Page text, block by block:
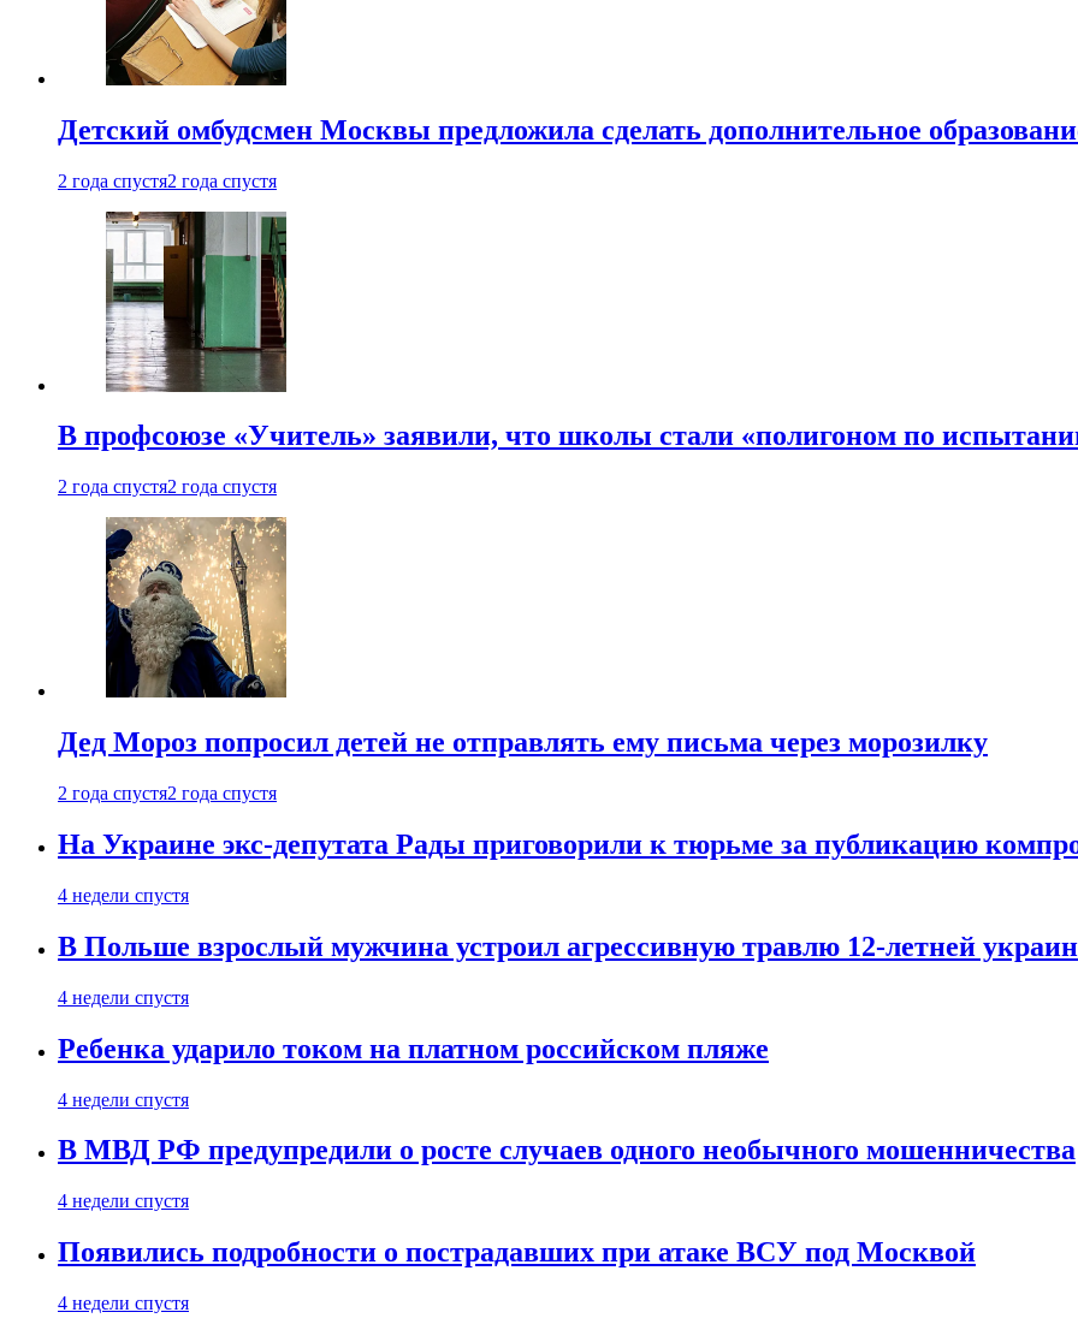
Детский омбудсмен Москвы предложила сделать дополнительное
2 года спустя2 года спустя
В профсоюзе «Учитель» заявили, что школы стали «полигоном по
2 года спустя2 года спустя
Дед Мороз попросил детей не отправлять ему письма через морозилку
2 года спустя2 года спустя
На Украине экс-депутата Рады приговорили к тюрьме за публикацию
4 недели спустя
В Польше взрослый мужчина устроил агрессивную травлю 12-летней
4 недели спустя
Ребенка ударило током на платном российском пляже
4 недели спустя
В МВД РФ предупредили о росте случаев одного необычного мошенничества
4 недели спустя
Появились подробности о пострадавших при атаке ВСУ под Москвой
4 недели спустя